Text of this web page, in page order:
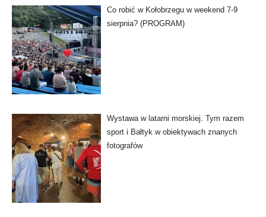
Co robić w Kołobrzegu w weekend 7-9
sierpnia? (PROGRAM)
Wystawa w latarni morskiej. Tym razem
sport i Bałtyk w obiektywach znanych
fotografów